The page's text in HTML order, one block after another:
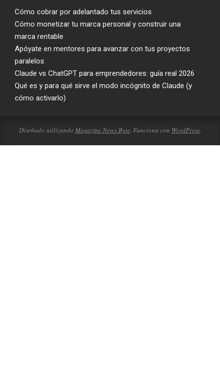
Cómo cobrar por adelantado tus servicios
Cómo monetizar tu marca personal y construir una
marca rentable
Apóyate en mentores para avanzar con tus proyectos
paralelos
Claude vs ChatGPT para emprendedores: guía real 2026
Qué es y para qué sirve el modo incógnito de Claude (y
cómo activarlo)
Diseñado utilizando Magazine News Byte. Funciona con WordPress.